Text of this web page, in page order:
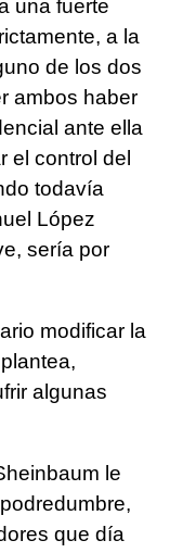
una fuerte
a la
de los dos
ambos haber
ante ella
el control del
todavía
López
sería por
modificar la
algunas
le
que día